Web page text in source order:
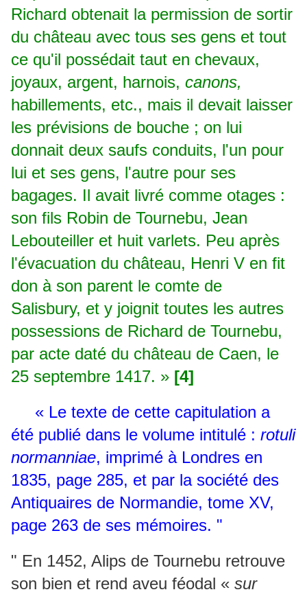
Richard obtenait la permission de sortir
du château avec tous ses gens et tout
ce qu'il possédait taut en chevaux,
joyaux, argent, harnois, canons,
habillements, etc., mais il devait laisser
les prévisions de bouche ; on lui
donnait deux saufs conduits, l'un pour
lui et ses gens, l'autre pour ses
bagages. Il avait livré comme otages :
son fils Robin de Tournebu, Jean
Lebouteiller et huit varlets. Peu après
l'évacuation du château, Henri V en fit
don à son parent le comte de
Salisbury, et y joignit toutes les autres
possessions de Richard de Tournebu,
par acte daté du château de Caen, le
25 septembre 1417. » [4]
« Le texte de cette capitulation a
été publié dans le volume intitulé : rotuli
normanniae, imprimé à Londres en
1835, page 285, et par la société des
Antiquaires de Normandie, tome XV,
page 263 de ses mémoires. "
" En 1452, Alips de Tournebu retrouve
son bien et rend aveu féodal « sur